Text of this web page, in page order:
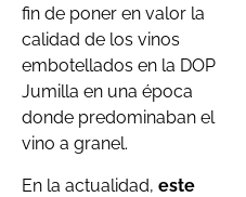
fin de poner en valor la
calidad de los vinos
embotellados en la DOP
Jumilla en una época
donde predominaban el
vino a granel.
En la actualidad, este